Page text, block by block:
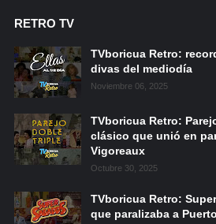
RETRO TV
TVboricua Retro:
divas del mediodía
Noviembre 06, 2025
TVboricua Retro:
clásico que unió en
Vigoreaux
Octubre 30, 2025
TVboricua Retro:
que paralizaba a